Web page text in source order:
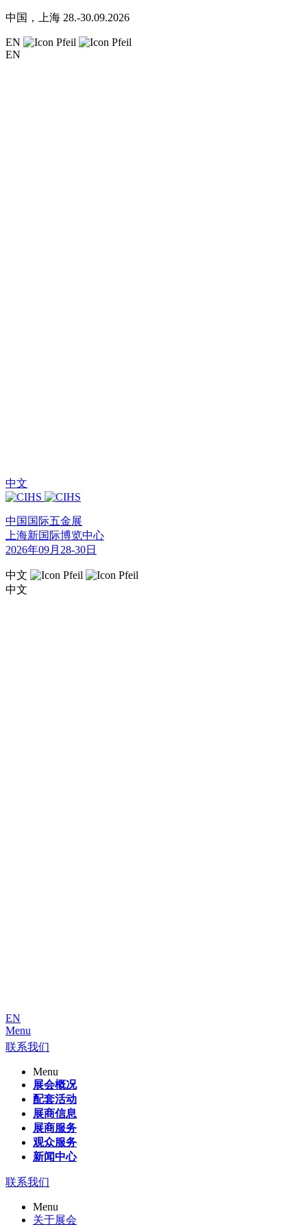
中国，上海 28.-30.09.2026
EN
EN
中文
中国国际五金展
上海新国际博览中心
2026年09月28-30日
中文
中文
EN
Menu
联系我们
Menu
展会概况
配套活动
展商信息
展商服务
观众服务
新闻中心
联系我们
Menu
关于展会